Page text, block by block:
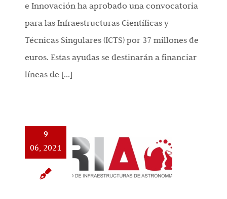
e Innovación ha aprobado una convocatoria
para las Infraestructuras Científicas y
Técnicas Singulares (ICTS) por 37 millones de
euros. Estas ayudas se destinarán a financiar
líneas de [...]
9
06, 2021